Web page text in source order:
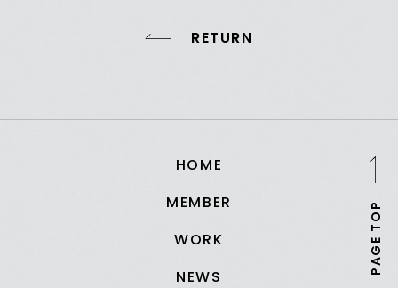
RETURN
HOME
MEMBER
WORK
NEWS
PAGE TOP